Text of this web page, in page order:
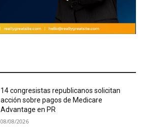
14 congresistas republicanos solicitan
acción sobre pagos de Medicare
Advantage en PR
08/08/2026